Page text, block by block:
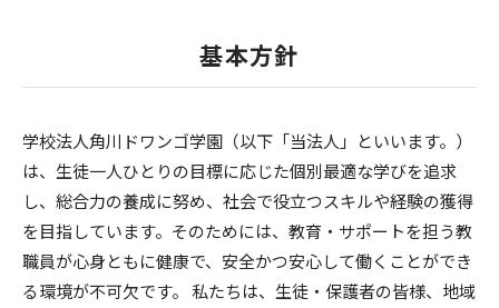
基本方針
学校法人角川ドワンゴ学園（以下「当法人」といいます。）
は、生徒一人ひとりの目標に応じた個別最適な学びを追求
し、総合力の養成に努め、社会で役立つスキルや経験の獲得
を目指しています。そのためには、教育・サポートを担う教
職員が心身ともに健康で、安全かつ安心して働くことができ
る環境が不可欠です。 私たちは、生徒・保護者の皆様、地域